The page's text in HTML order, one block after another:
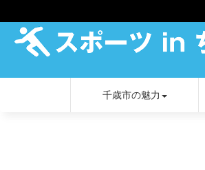
千歳市の魅力